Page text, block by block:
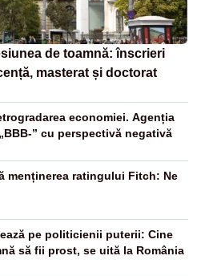
de toamnă: înscrieri
masterat și doctorat
economiei. Agenția
” cu perspectivă negativă
menținerea ratingului Fitch: Ne
pe politicienii puterii: Cine
să fii prost, se uită la România